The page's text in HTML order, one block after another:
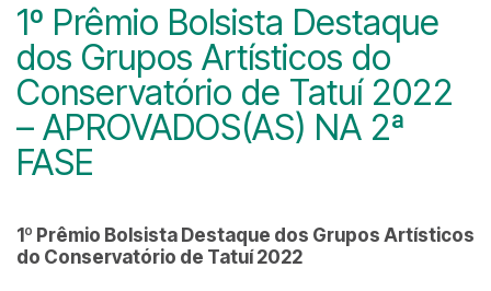
1º Prêmio Bolsista Destaque
dos Grupos Artísticos do
Conservatório de Tatuí 2022
– APROVADOS(AS) NA 2ª
FASE
1º Prêmio Bolsista Destaque dos Grupos Artísticos
do Conservatório de Tatuí 2022